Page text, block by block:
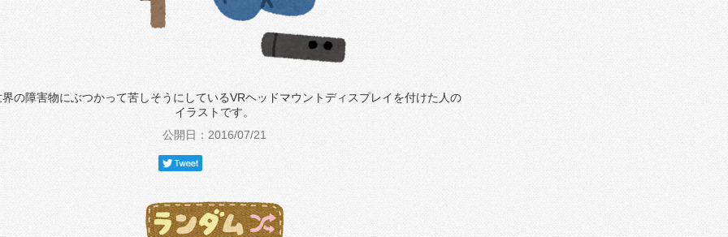
の障害物にぶつかって苦しそうにしているVRヘッドマウントディスプレイを付けた人の
イラストです。
公開日：2016/07/21